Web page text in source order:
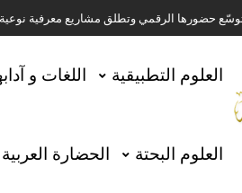
حضورها الرقمي وتطلق مشاريع معرفية نوعية في
العالمي للغة العربية 2025
مدير عام لهيئة الموسوعة العربية
وزيرا للثقافة
العلوم التطبيقية اللغات و
العلوم البحتة الحضارة العربية